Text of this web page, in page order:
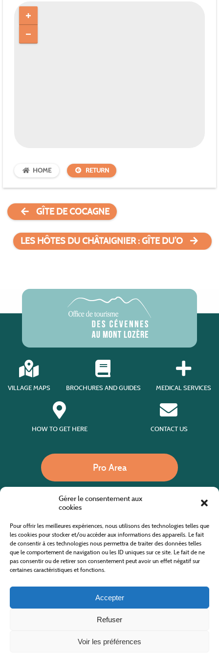
Gérer le consentement aux
cookies
Pour offrir les meilleures expériences, nous utilisons des technologies telles que
les cookies pour stocker et/ou accéder aux informations des appareils. Le fait
de consentir à ces technologies nous permettra de traiter des données telles
que le comportement de navigation ou les ID uniques sur ce site. Le fait de ne
pas consentir ou de retirer son consentement peut avoir un effet négatif sur
certaines caractéristiques et fonctions.
Accepter
Refuser
Voir les préférences
HOME RETURN
GÎTE DE COCAGNE
LES HÔTES DU CHÂTAIGNIER : GÎTE DU’O
VILLAGE MAPS BROCHURES AND GUIDES MEDICAL SERVICES
HOW TO GET HERE CONTACT US
Pro Area
Website co-financed by the European Agricultural Fund for Rural Development
Europe invests in rural areas
Cévennes Tourism Office in Mount Lozère